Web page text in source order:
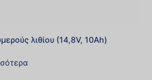
λιθίου (14,8V, 10Ah)